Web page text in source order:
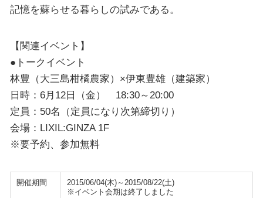
記憶を蘇らせる暮らしの試みである。
【関連イベント】
●トークイベント
林豊（大三島柑橘農家）×伊東豊雄（建築家）
日時：6月12日（金） 18:30～20:00
定員：50名（定員になり次第締切り）
会場：LIXIL:GINZA 1F
※要予約、参加無料
開催期間
2015/06/04(木)～2015/08/22(土)
※イベント会期は終了しました